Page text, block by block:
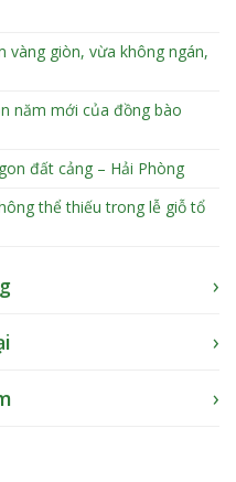
vàng giòn, vừa không ngán,
năm mới của đồng bào
đất cảng – Hải Phòng
thể thiếu trong lễ giỗ tổ